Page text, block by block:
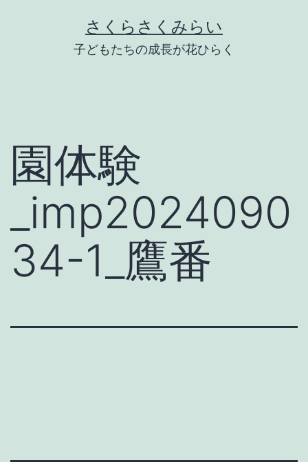
さくらさくみらい
子どもたちの成長が花ひらく
園体験
_imp2024090
34-1_鷹番